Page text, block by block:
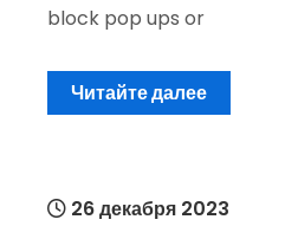
block pop ups or
Читайте далее
26 декабря 2023